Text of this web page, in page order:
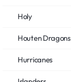
Holy
Houten Dragons
Hurricanes